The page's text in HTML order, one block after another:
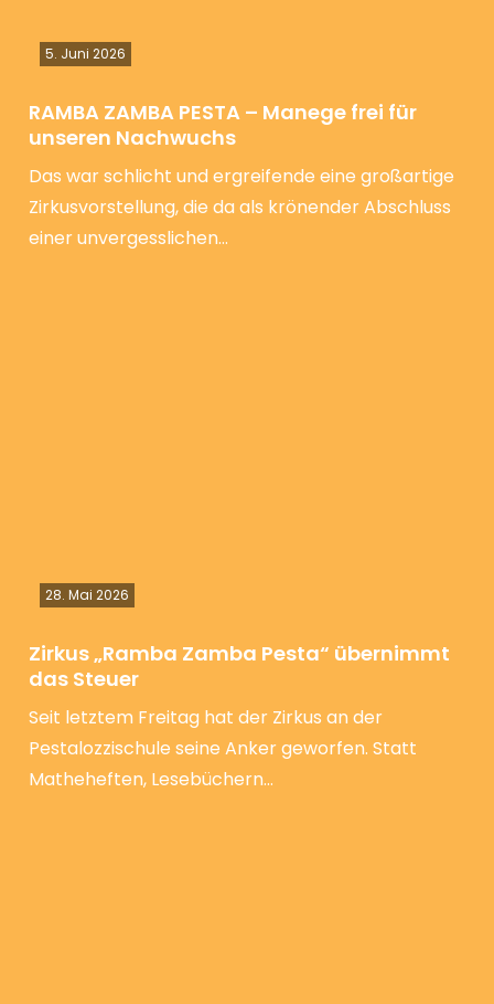
5. Juni 2026
RAMBA ZAMBA PESTA – Manege frei für
unseren Nachwuchs
Das war schlicht und ergreifende eine großartige
Zirkusvorstellung, die da als krönender Abschluss
einer unvergesslichen…
28. Mai 2026
Zirkus „Ramba Zamba Pesta“ übernimmt
das Steuer
Seit letztem Freitag hat der Zirkus an der
Pestalozzischule seine Anker geworfen. Statt
Matheheften, Lesebüchern…